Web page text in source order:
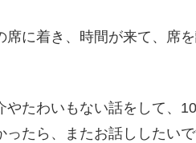
席に着き、時間が来て、席
やたわいもない話をして、
たら、またお話ししたい